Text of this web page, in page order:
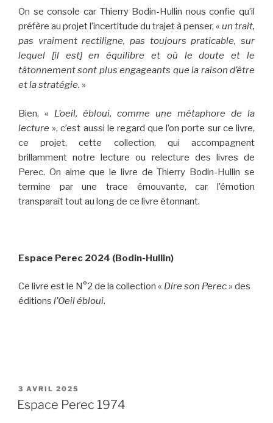
On se console car Thierry Bodin-Hullin nous confie qu’il
préfère au projet l’incertitude du trajet à penser, « un trait,
pas vraiment rectiligne, pas toujours praticable, sur
lequel [il est] en équilibre et où le doute et le
tâtonnement sont plus engageants que la raison d’être
et la stratégie. »
Bien, « L’oeil, ébloui, comme une métaphore de la
lecture », c’est aussi le regard que l’on porte sur ce livre,
ce projet, cette collection, qui accompagnent
brillamment notre lecture ou relecture des livres de
Perec. On aime que le livre de Thierry Bodin-Hullin se
termine par une trace émouvante, car l’émotion
transparaît tout au long de ce livre étonnant.
Espace Perec 2024 (Bodin-Hullin)
Ce livre est le N°2 de la collection « Dire son Perec » des
éditions l’Oeil ébloui.
PUBLIÉ
LE
3 AVRIL 2025
Espace Perec 1974